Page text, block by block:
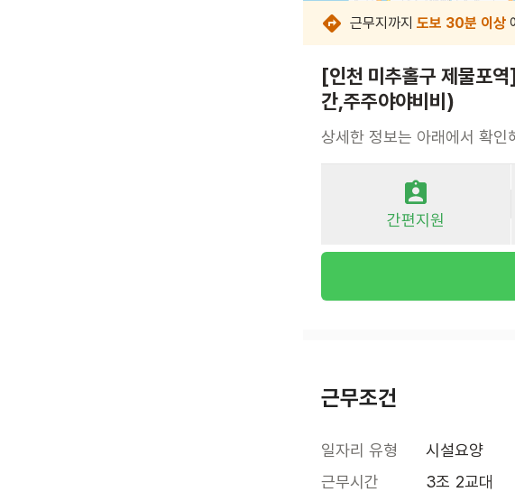
근무지까지 도보 30분 이상
[인천 미추홀구 제물포
간,주주야야비비)
상세한 정보는 아래에서 확인
간편지원
근무조건
일자리 유형
시설요양
근무시간
3조 2교대